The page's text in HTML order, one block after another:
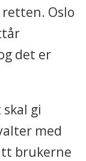
Oslo
det er
gi
med
brukerne